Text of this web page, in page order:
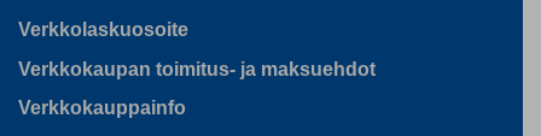
Verkkolaskuosoite
Verkkokaupan toimitus- ja maksuehdot
Verkkokauppainfo